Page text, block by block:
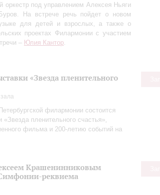
оркестр под управлением Алексея Ньяги
На встрече речь пойдет о новом
для детей и взрослых, а также о
проектах Филармонии с участием
– Юлия Кантор
«Звезда пленительного
филармонии состоится
«Звезда пленительного счастья»,
фильма и 200-летию событий на
Крашенинниковым
реквиема